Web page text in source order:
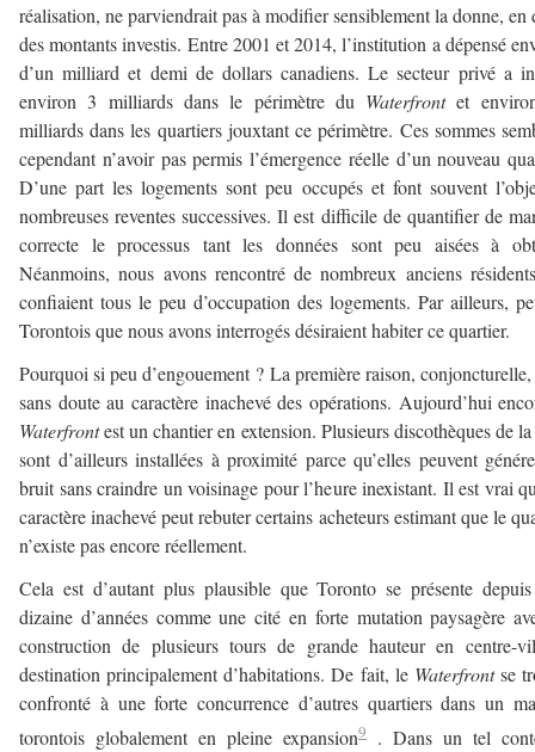
réalisation, ne parviendrait pas à modifier sensiblement la donne, en
des montants investis. Entre 2001 et 2014, l’institution a dépensé
d’un milliard et demi de dollars canadiens. Le secteur privé a
environ 3 milliards dans le périmètre du Waterfrontet
milliards dans les quartiers jouxtant ce périmètre. Ces sommes
cependant n’avoir pas permis l’émergence réelle d’un nouveau
D’une part les logements sont peu occupés et font souvent
nombreuses reventes successives. Il est difficile de quantifier de
correcte le processus tant les données sont peu aisées à
Néanmoins, nous avons rencontré de nombreux anciens
confiaient tous le peu d’occupation des logements. Par ailleurs,
Torontois que nous avons interrogés désiraient habiter ce quartier.
Pourquoi si peu d’engouement ? La première raison,
sans doute au caractère inachevé des opérations. Aujourd’hui
Waterfrontest un chantier en extension. Plusieurs discothèques de
sont d’ailleurs installées à proximité parce qu’elles peuvent
bruit sans craindre un voisinage pour l’heure inexistant. Il est vrai
caractère inachevé peut rebuter certains acheteurs estimant que le
n’existe pas encore réellement.
Cela est d’autant plus plausible que Toronto se présente
dizaine d’années comme une cité en forte mutation paysagère
construction de plusieurs tours de grande hauteur en centre-
destination principalement d’habitations. De fait, le Waterfrontse
confronté à une forte concurrence d’autres quartiers dans un
torontois globalement en pleine expansion9
. Dans un tel